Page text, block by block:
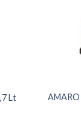
Lt
AMARO